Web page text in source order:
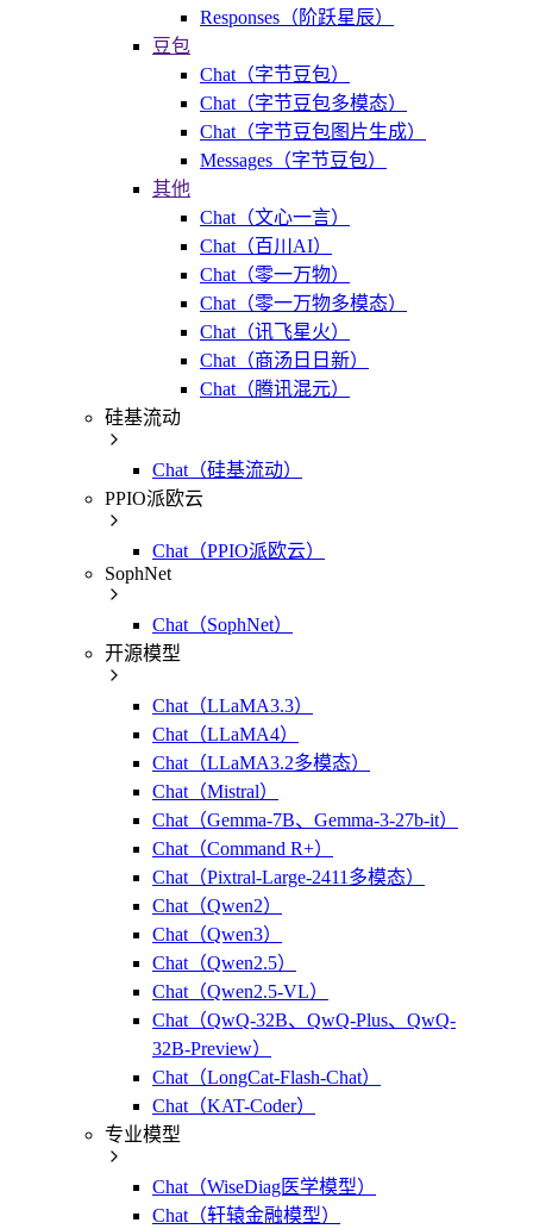
Responses（阶跃星辰）
豆包
Chat（字节豆包）
Chat（字节豆包多模态）
Chat（字节豆包图片生成）
Messages（字节豆包）
其他
Chat（文心一言）
Chat（百川AI）
Chat（零一万物）
Chat（零一万物多模态）
Chat（讯飞星火）
Chat（商汤日日新）
Chat（腾讯混元）
硅基流动
Chat（硅基流动）
PPIO派欧云
Chat（PPIO派欧云）
SophNet
Chat（SophNet）
开源模型
Chat（LLaMA3.3）
Chat（LLaMA4）
Chat（LLaMA3.2多模态）
Chat（Mistral）
Chat（Gemma-7B、Gemma-3-27b-it）
Chat（Command R+）
Chat（Pixtral-Large-2411多模态）
Chat（Qwen2）
Chat（Qwen3）
Chat（Qwen2.5）
Chat（Qwen2.5-VL）
Chat（QwQ-32B、QwQ-Plus、QwQ-
32B-Preview）
Chat（LongCat-Flash-Chat）
Chat（KAT-Coder）
专业模型
Chat（WiseDiag医学模型）
Chat（轩辕金融模型）